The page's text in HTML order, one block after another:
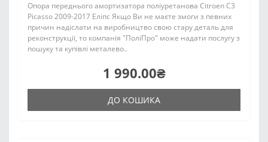
Опора переднього амортизатора поліуретанова Citroen C3
Picasso 2009-2017 Еліпс Якщо Ви не маєте змоги з певних
причин надіслати на виробництво свою стару деталь для
реконструкції, то компанія "ПоліПро" може надати послугу з
пошуку та купівлі металево..
1 990.00₴
ДО КОШИКА